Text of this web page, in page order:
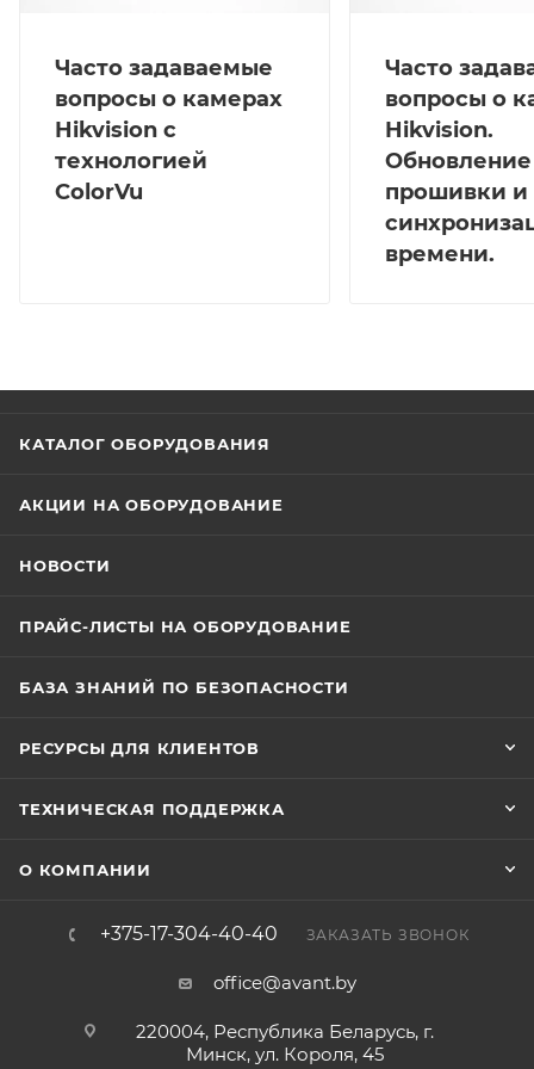
Часто задаваемые
вопросы о камерах
Hikvision с
технологией
ColorVu
Часто
вопросы о
Hikvision.
Обновление
прошивки и
времени.
КАТАЛОГ ОБОРУДОВАНИЯ
АКЦИИ НА ОБОРУДОВАНИЕ
НОВОСТИ
ПРАЙС-ЛИСТЫ НА ОБОРУДОВАНИЕ
БАЗА ЗНАНИЙ ПО БЕЗОПАСНОСТИ
РЕСУРСЫ ДЛЯ КЛИЕНТОВ
ТЕХНИЧЕСКАЯ ПОДДЕРЖКА
О КОМПАНИИ
+375-17-304-40-40 ЗАКАЗАТЬ ЗВОНОК
office@avant.by
220004, Республика Беларусь, г.
Минск, ул. Короля, 45